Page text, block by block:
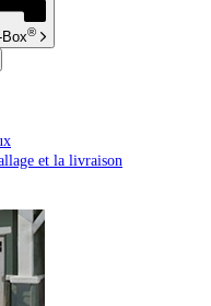
Box®
et la livraison